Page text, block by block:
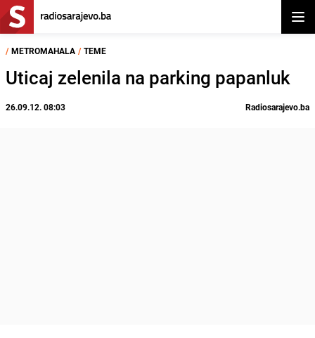
/ METROMAHALA / TEME
Uticaj zelenila na parking papanluk
26.09.12. 08:03 Radiosarajevo.ba